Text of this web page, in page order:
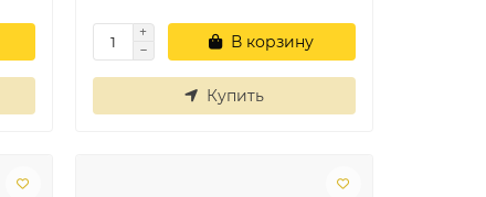
В корзину
Купить